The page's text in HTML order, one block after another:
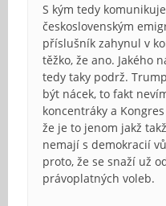
S kým tedy
československým
příslušník zahynul v
těžko, že ano. Jakého
tedy taky podrž.
být nácek, to fakt
koncentráky a
že je to jenom jakž
nemají s demokracií
proto, že se snaží už
právoplatných voleb.